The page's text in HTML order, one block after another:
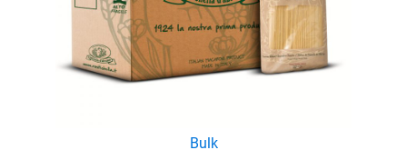
Bulk